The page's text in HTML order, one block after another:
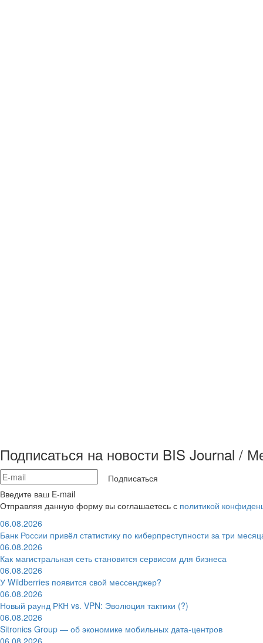
Подписаться на новости BIS Journal /
Подписаться
Введите ваш E-mail
Отправляя данную форму вы соглашаетесь с политикой
06.08.2026
Банк России привёл статистику по киберпреступности за три
06.08.2026
Как магистральная сеть становится сервисом для бизнеса
06.08.2026
У Wildberries появится свой мессенджер?
06.08.2026
Новый раунд РКН vs. VPN: Эволюция тактики (?)
06.08.2026
Sitronics Group — об экономике мобильных дата-центров